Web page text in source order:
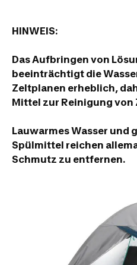
HINWEIS:
Das Aufbringen von
beeinträchtigt die
Zeltplanen erheblich,
Mittel zur Reinigung von
Lauwarmes Wasser und
Spülmittel reichen
Schmutz zu entfernen.